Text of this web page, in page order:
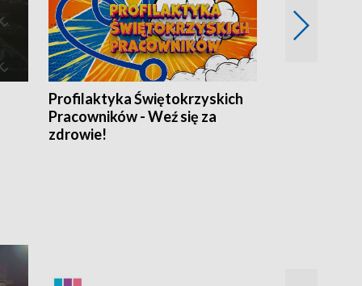
Profilaktyka Świętokrzyskich
Pracowników - Weź się za
zdrowie!